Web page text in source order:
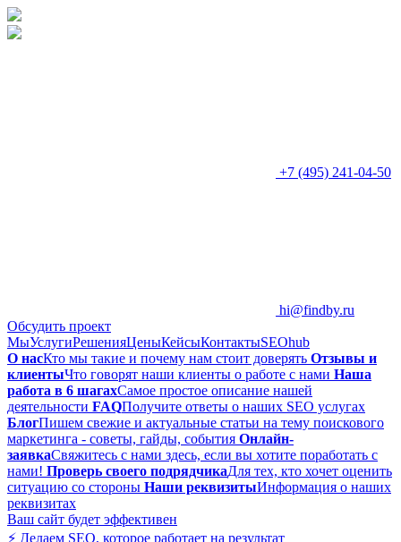
+7 (495) 241-04-50
hi@findby.ru
Обсудить проект
МыУслугиРешенияЦеныКейсыКонтактыSEOhub
О насКто мы такие и почему нам стоит доверять Отзывы и
клиентыЧто говорят наши клиенты о работе с нами Наша
работа в 6 шагахСамое простое описание нашей
деятельности FAQПолучите ответы о наших SEO услугах
БлогПишем свежие и актуальные статьи на тему поискового
маркетинга - советы, гайды, события Онлайн-
заявкаСвяжитесь с нами здесь, если вы хотите поработать с
нами! Проверь своего подрядчикаДля тех, кто хочет оценить
ситуацию со стороны Наши реквизитыИнформация о наших
реквизитах
Ваш сайт будет эффективен
⚡ Делаем SEO, которое работает на результат